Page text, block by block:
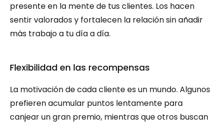
presente en la mente de tus clientes. Los hacen
sentir valorados y fortalecen la relación sin añadir
más trabajo a tu día a día.
Flexibilidad en las recompensas
La motivación de cada cliente es un mundo. Algunos
prefieren acumular puntos lentamente para
canjear un gran premio, mientras que otros buscan